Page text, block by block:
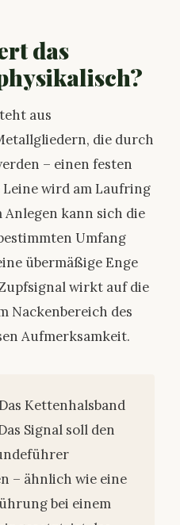
das
aus
die durch
– einen festen
wird am Laufring
kann sich die
Umfang
übermäßige Enge
wirkt auf die
Nackenbereich des
Aufmerksamkeit.
Kettenhalsband
Signal soll den
– ähnlich wie eine
bei einem